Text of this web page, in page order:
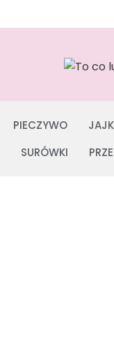
PIECZYWO
SURÓWKI